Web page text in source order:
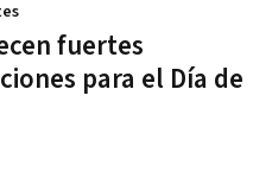
fuertes
para el Día de